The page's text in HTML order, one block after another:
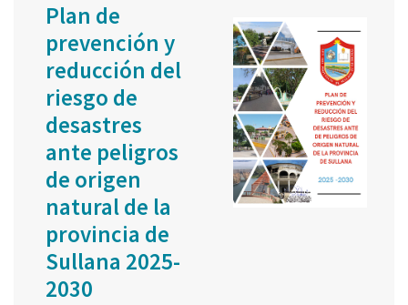
Plan de
prevención y
reducción del
riesgo de
desastres
ante peligros
de origen
natural de la
provincia de
Sullana 2025-
2030